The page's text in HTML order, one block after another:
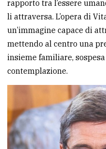
rapporto tra l’essere
li attraversa. L’opera di
un’immagine capace di
mettendo al centro una
insieme familiare,
contemplazione.